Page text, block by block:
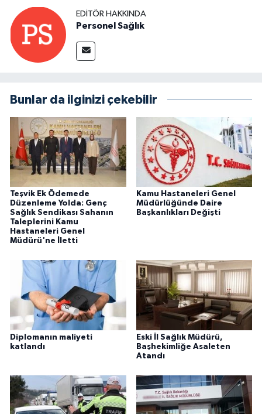
EDITÖR HAKKINDA
Personel Sağlık
Bunlar da ilginizi çekebilir
Teşvik Ek Ödemede
Düzenleme Yolda: Genç
Sağlık Sendikası Sahanın
Taleplerini Kamu
Hastaneleri Genel
Müdürü'ne İletti
Kamu Hastaneleri Genel
Müdürlüğünde Daire
Başkanlıkları Değişti
Diplomanın maliyeti
katlandı
Eski İl Sağlık Müdürü,
Başhekimliğe Asaleten
Atandı